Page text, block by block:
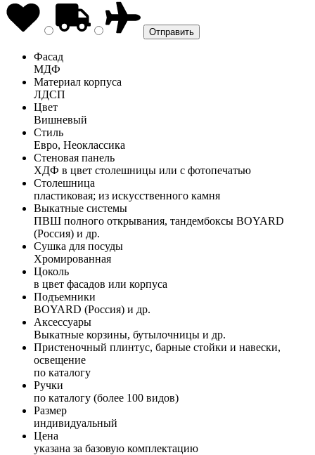
Фасад
МДФ
Материал корпуса
ЛДСП
Цвет
Вишневый
Стиль
Евро, Неоклассика
Стеновая панель
ХДФ в цвет столешницы или с фотопечатью
Столешница
пластиковая; из искусственного камня
Выкатные системы
ПВШ полного открывания, тандембоксы BOYARD
(Россия) и др.
Сушка для посуды
Хромированная
Цоколь
в цвет фасадов или корпуса
Подъемники
BOYARD (Россия) и др.
Аксессуары
Выкатные корзины, бутылочницы и др.
Пристеночный плинтус, барные стойки и навески,
освещение
по каталогу
Ручки
по каталогу (более 100 видов)
Размер
индивидуальный
Цена
указана за базовую комплектацию